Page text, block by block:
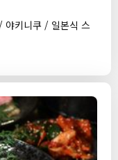
야키니쿠 / 일본식 스